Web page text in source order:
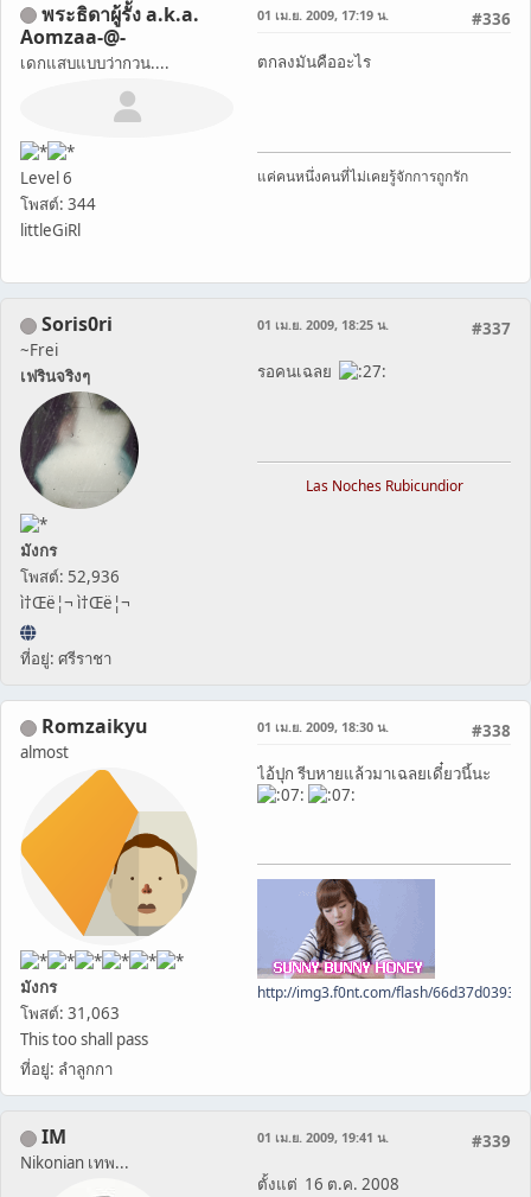
พระธิดาผู้รั้ง a.k.a.
Aomzaa-@-
เดกแสบแบบว่ากวน....
Level 6
โพสต์: 344
littleGiRl
#336
01 เม.ย. 2009, 17:19 น.
ตกลงมันคืออะไร
แค่คนหนึ่งคนที่ไม่เคยรู้จักการถูกรัก
Soris0ri
~Frei
เฟรินจริงๆ
มังกร
โพสต์: 52,936
ì†Œë¦¬ ì†Œë¦¬
ที่อยู่: ศรีราชา
#337
01 เม.ย. 2009, 18:25 น.
รอคนเฉลย
Las Noches Rubicundior
Romzaikyu
almost
มังกร
โพสต์: 31,063
This too shall pass
ที่อยู่: ลำลูกกา
#338
01 เม.ย. 2009, 18:30 น.
ไอ้ปุก รีบหายแล้วมาเฉลยเดี๋ยวนี้นะ
http://img3.f0nt.com/flash/
IM
Nikonian เทพ...
#339
01 เม.ย. 2009, 19:41 น.
ตั้งแต่ 16 ต.ค. 2008